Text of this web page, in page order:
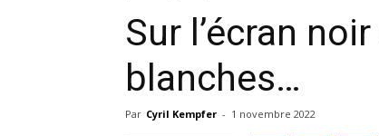
Sur l’écran
blanches…
Par Cyril Kempfer - 1 novembre 2022